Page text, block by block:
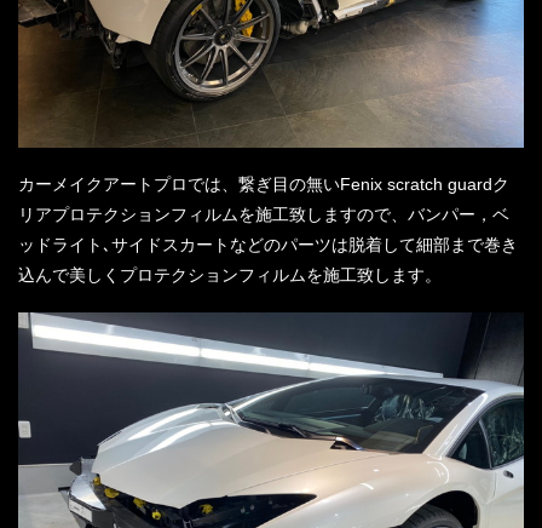
カーメイクアートプロでは、繋ぎ目の無いFenix scratch guardク
リアプロテクションフィルムを施工致しますので、バンパー，ベ
ッドライト､サイドスカートなどのパーツは脱着して細部まで巻き
込んで美しくプロテクションフィルムを施工致します。